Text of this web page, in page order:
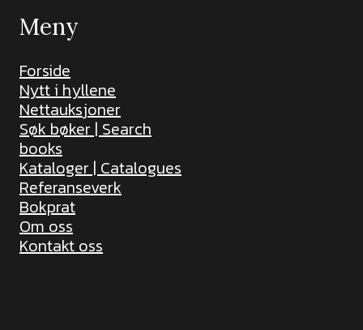
Meny
Forside
Nytt i hyllene
Nettauksjoner
Søk bøker | Search
books
Kataloger | Catalogues
Referanseverk
Bokprat
Om oss
Kontakt oss